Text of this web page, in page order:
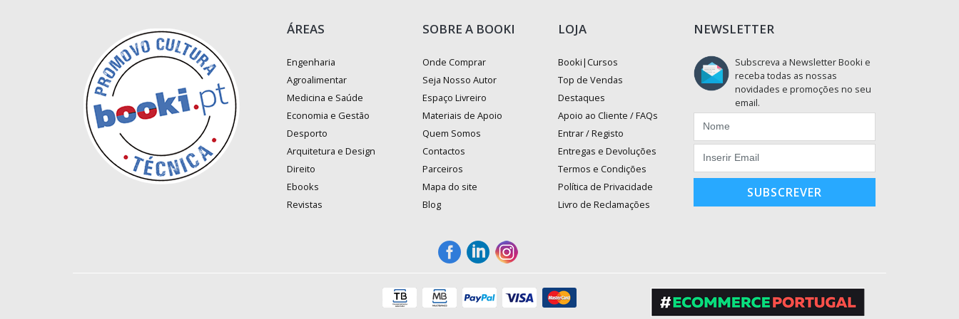
ÁREAS
Engenharia
Agroalimentar
Medicina e Saúde
Economia e Gestão
Desporto
Arquitetura e Design
Direito
Ebooks
Revistas
SOBRE A BOOKI
Onde Comprar
Seja Nosso Autor
Espaço Livreiro
Materiais de Apoio
Quem Somos
Contactos
Parceiros
Mapa do site
Blog
LOJA
Booki|Cursos
Top de Vendas
Destaques
Apoio ao Cliente / FAQs
Entrar / Registo
Entregas e Devoluções
Termos e Condições
Política de Privacidade
Livro de Reclamações
NEWSLETTER
Subscreva a Newsletter Booki e
receba todas as nossas
novidades e promoções no seu
email.
SUBSCREVER